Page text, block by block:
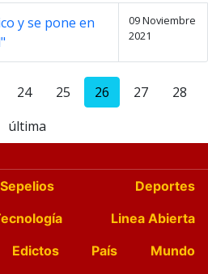
y se pone en
09 Noviembre
2021
24 25 26 27
28
última
Sepelios
Deportes
Linea Abierta
Edictos País
Mundo